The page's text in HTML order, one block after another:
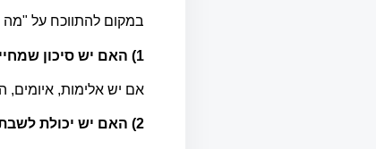
במקום להתווכח על "מה
1) האם יש סיכון
אם יש אלימות,
2) האם יש יכולת